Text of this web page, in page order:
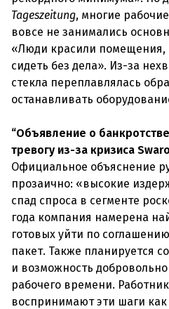
Tageszeitung, многие
вовсе не занимались
«Люди красили помещения,
сидеть без дела». Из-за
стекла переплавлялась
останавливать
“Объявление о
тревогу из-за кризиса
Официальное объяснение
прозаично: «высокие
спад спроса в сегменте
года компания намерена
готовых уйти по
пакет. Также планируется
и возможность
рабочего времени.
воспринимают эти шаги